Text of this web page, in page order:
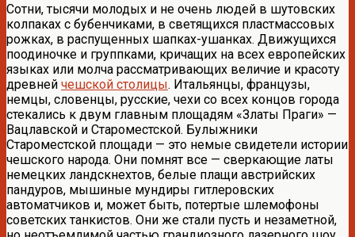
Сотни, тысячи молодых и не очень людей в шутовских
колпаках с бубенчиками, в светящихся пластмассовых
рожках, в распущенных шапках-ушанках. Движущихся
поодиночке и группками, кричащих на всех европейских
языках или молча рассматривающих величие и красоту
древней чешской столицы. Итальянцы, французы,
немцы, словенцы, русские, чехи со всех концов города
стекались к двум главным площадям «Златы Праги» —
Вацлавской и Староместской. Булыжники
Староместской площади — это немые свидетели истории
чешского народа. Они помнят все — сверкающие латы
немецких ландскнехтов, белые плащи австрийских
пандуров, мышиные мундиры гитлеровских
автоматчиков и, может быть, потертые шлемофоны
советских танкистов. Они же стали пусть и незаметной,